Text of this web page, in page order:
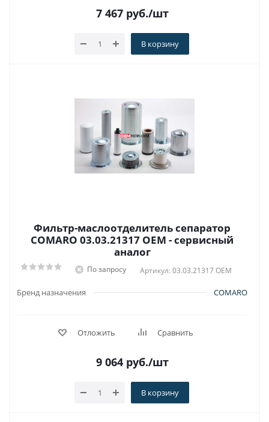
7 467 руб./шт
В корзину
Фильтр-маслоотделитель сепаратор
COMARO 03.03.21317 OEM - сервисный
аналог
По запросу Артикул: 03.03.21317 OEM
Бренд назначения COMARO
Отложить Сравнить
9 064 руб./шт
В корзину